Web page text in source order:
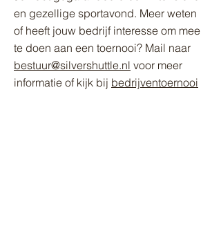
en gezellige sportavond. Meer weten
of heeft jouw bedrijf interesse om mee
te doen aan een toernooi? Mail naar
bestuur@silvershuttle.nl voor meer
informatie of kijk bij bedrijventoernooi